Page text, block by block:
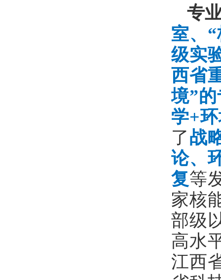
专
室、
级实
西省
境”
学+
了战
论、
复等
家核
部级
高水
江西